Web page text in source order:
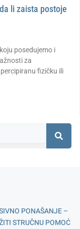
li zaista postoje
posedujemo i
za
fizičku ili
PONAŠANJE –
STRUČNU POMOĆ